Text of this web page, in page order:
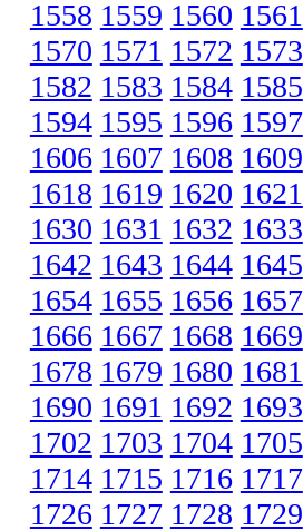
1558 1559 1560 1561
1570 1571 1572 1573
1582 1583 1584 1585
1594 1595 1596 1597
1606 1607 1608 1609
1618 1619 1620 1621
1630 1631 1632 1633
1642 1643 1644 1645
1654 1655 1656 1657
1666 1667 1668 1669
1678 1679 1680 1681
1690 1691 1692 1693
1702 1703 1704 1705
1714 1715 1716 1717
1726 1727 1728 1729